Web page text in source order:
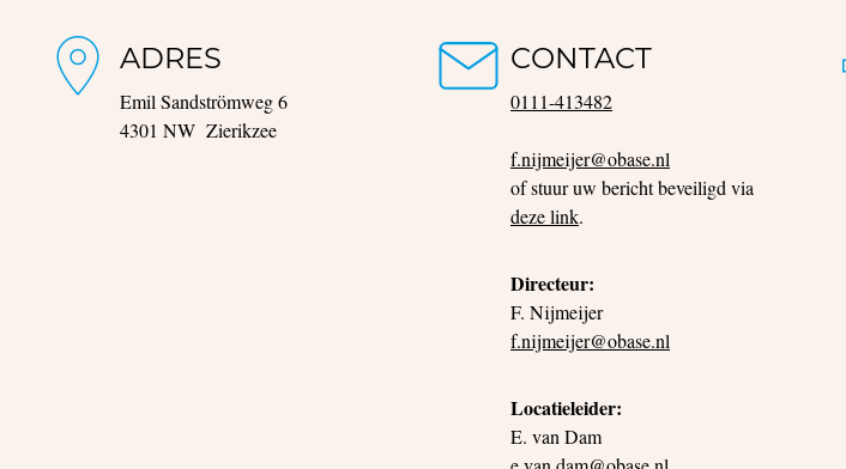
ADRES
Emil Sandströmweg 6
4301 NW Zierikzee
CONTACT
0111-413482
f.nijmeijer@obase.nl
of stuur uw bericht beveiligd via
deze link.
Directeur:
F. Nijmeijer
f.nijmeijer@obase.nl
Locatieleider:
E. van Dam